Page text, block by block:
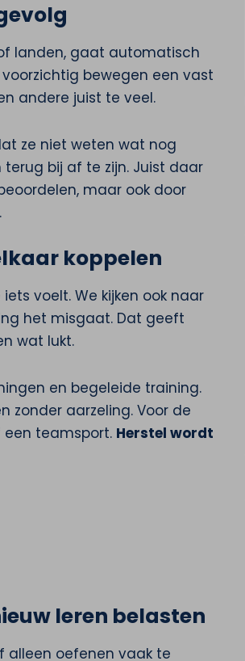
landen, gaat automatisch
bewegen een vast
andere juist te veel.
ze niet weten wat nog
bij af te zijn. Juist daar
maar ook door
.
koppelen
voelt. We kijken ook naar
het misgaat. Dat geeft
wat lukt.
en begeleide training.
zonder aarzeling. Voor de
teamsport. Herstel wordt
leren belasten
alleen oefenen vaak te